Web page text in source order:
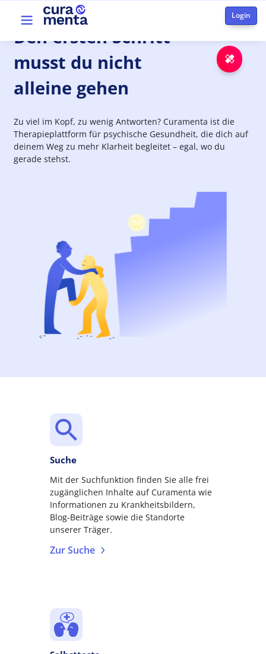
Skip to main content
Top menu
DenerstenSchritt
musst du nicht
alleine gehen
Zu viel im Kopf, zu wenig Antworten? Curamenta ist die
Therapieplattform für psychische Gesundheit, die dich auf
deinem Weg zu mehr Klarheit begleitet – egal, wo du
gerade stehst.
Suche
Mit der Suchfunktion finden Sie alle frei
zugänglichen Inhalte auf Curamenta wie
Informationen zu Krankheitsbildern,
Blog-Beiträge sowie die Standorte
unserer Träger.
Zur Suche